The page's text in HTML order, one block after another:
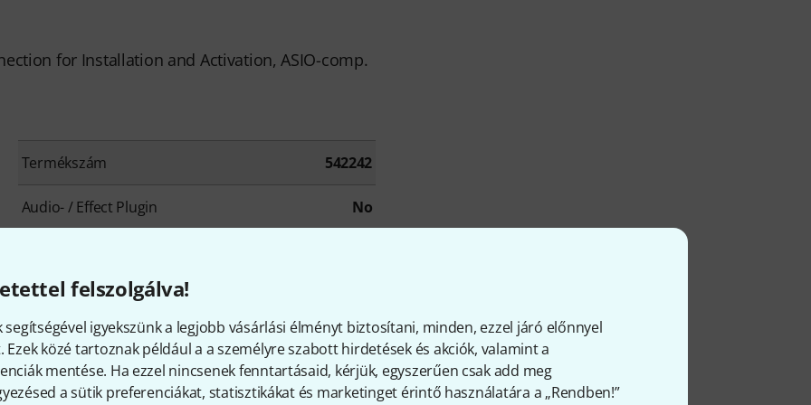
felszolgálva!
segítségével igyekszünk a legjobb vásárlási élményt biztosítani, minden, ezzel járó előnnyel
Ezek közé tartoznak például a a személyre szabott hirdetések és akciók, valamint a
mentése. Ha ezzel nincsenek fenntartásaid, kérjük, egyszerűen csak add meg
a sütik preferenciákat, statisztikákat és marketinget érintő használatára a „Rendben!”
for Installation and Activation, ASIO-comp.
Termékszám 542242
Audio- / Effect Plugin No
Notation Software
Misc. Musicians Software No
Download Version Yes